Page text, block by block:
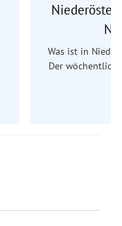
Was ist in
Der